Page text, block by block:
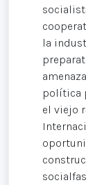
la
política
el viejo